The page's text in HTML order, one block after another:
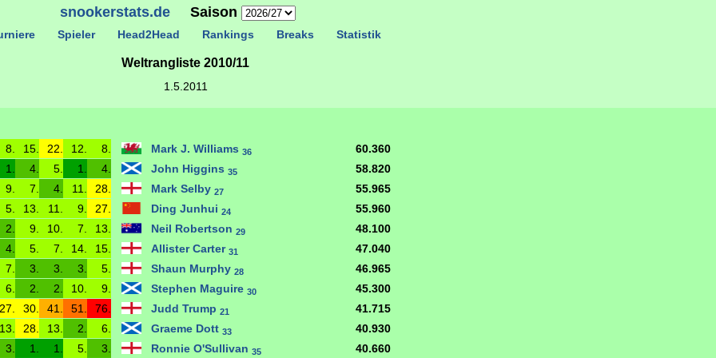
snookerstats.deSaison
Spieler Head2Head Rankings Breaks Statistik
Weltrangliste 2010/11
1.5.2011
8. 15. 22. 12. 8. Mark J. Williams 36
60.360
1. 4. 5. 1. 4. John Higgins 35
58.820
9. 7. 4. 11. 28. Mark Selby 27
55.965
5. 13. 11. 9. 27. Ding Junhui 24
55.960
2. 9. 10. 7. 13. Neil Robertson 29
48.100
4. 5. 7. 14. 15. Allister Carter 31
47.040
7. 3. 3. 3. 5. Shaun Murphy 28
46.965
6. 2. 2. 10. 9. Stephen Maguire 30
45.300
27. 30. 41. 51. 76. Judd Trump 21
41.715
13. 28. 13. 2. 6. Graeme Dott 33
40.930
3. 1. 1. 5. 3. Ronnie O'Sullivan 35
40.660